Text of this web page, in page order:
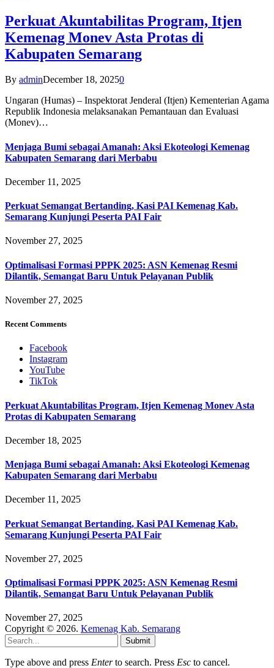
Perkuat Akuntabilitas Program, Itjen
Kemenag Monev Asta Protas di
Kabupaten Semarang
By adminDecember 18, 20250
Ungaran (Humas) – Inspektorat Jenderal (Itjen) Kementerian Agama
Republik Indonesia melaksanakan Pemantauan dan Evaluasi
(Monev)…
Menjaga Bumi sebagai Amanah: Aksi Ekoteologi Kemenag
Kabupaten Semarang dari Merbabu
December 11, 2025
Perkuat Semangat Bertanding, Kasi PAI Kemenag Kab.
Semarang Kunjungi Peserta PAI Fair
November 27, 2025
Optimalisasi Formasi PPPK 2025: ASN Kemenag Resmi
Dilantik, Semangat Baru Untuk Pelayanan Publik
November 27, 2025
Recent Comments
Facebook
Instagram
YouTube
TikTok
Perkuat Akuntabilitas Program, Itjen Kemenag Monev Asta
Protas di Kabupaten Semarang
December 18, 2025
Menjaga Bumi sebagai Amanah: Aksi Ekoteologi Kemenag
Kabupaten Semarang dari Merbabu
December 11, 2025
Perkuat Semangat Bertanding, Kasi PAI Kemenag Kab.
Semarang Kunjungi Peserta PAI Fair
November 27, 2025
Optimalisasi Formasi PPPK 2025: ASN Kemenag Resmi
Dilantik, Semangat Baru Untuk Pelayanan Publik
November 27, 2025
Copyright © 2026. Kemenag Kab. Semarang
Submit
Type above and press Enterto search. Press Esc to cancel.